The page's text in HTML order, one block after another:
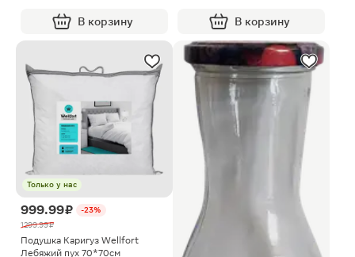
В корзину В корзину
Только у нас
999.99 ₽
-23%
1299.99 ₽
Подушка Каригуз Wellfort
Лебяжий пух 70*70см